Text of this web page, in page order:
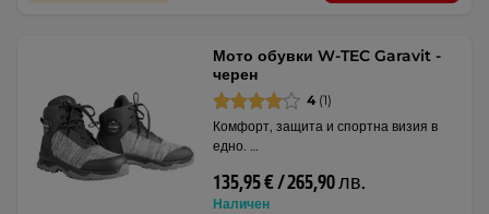
Мото обувки W-TEC Garavit -
черен
4 (1)
Комфорт, защита и спортна визия в
едно. …
135,95 € / 265,90 лв.
Наличен